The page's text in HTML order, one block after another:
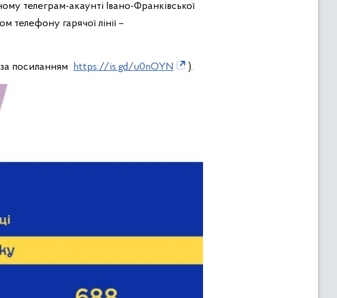
телеграм-акаунті Івано-Франківської
телефону гарячої лінії –
посиланням https://is.gd/u0nOYN ).